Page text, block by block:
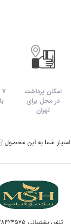
امکان پرداخت
در محل برای
تهران
امتیاز شما به این محصول